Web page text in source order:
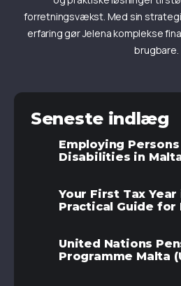
forretningsvækst. Med sin
erfaring gør Jelena komplekse
brugbare.
Seneste indlæg
Employing
Disabilities in
Your First Tax Year
Practical Guide for
United Nations
Programme Malta